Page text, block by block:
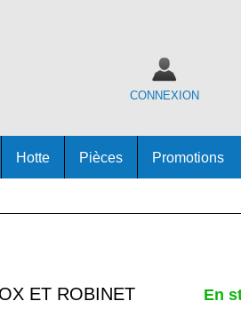
CONNEXION
Hotte Pièces Promotions
ET ROBINET
En